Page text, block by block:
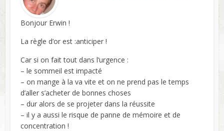
Bonjour Erwin !
La règle d’or est :anticiper !
Car si on fait tout dans l’urgence :
– le sommeil est impacté
– on mange à la va vite et on ne prend pas le temps
d’aller s’acheter de bonnes choses
– dur alors de se projeter dans la réussite
– il y a aussi le risque de panne de mémoire et de
concentration !